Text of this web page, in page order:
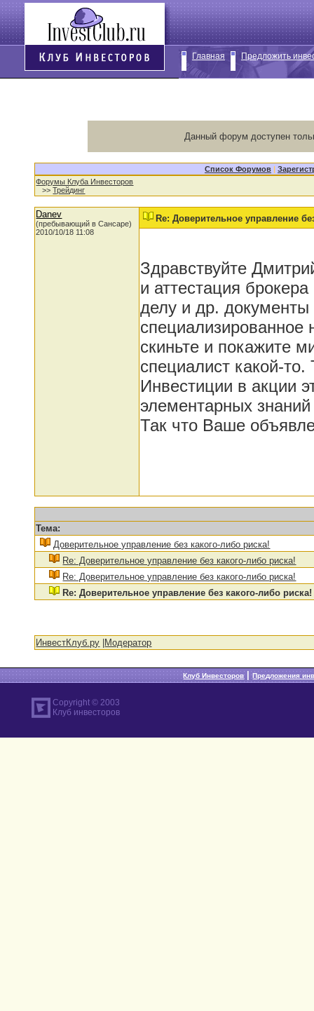
Главная Предложить
Данный форум доступен
Список Форумов |
Форумы Клуба Инвесторов
>>Трейдинг
Danev
(пребывающий в Сансаре)
2010/10/18 11:08
Re: Доверительное управление
Здравствуйте
и аттестация
делу и др.
специализированное
скиньте и покажите
специалист какой-
Инвестиции в акции
элементарных
Так что Ваше
Тема:
Доверительное управление без какого-либо риска!
Re: Доверительное управление без какого-либо риска!
Re: Доверительное управление без какого-либо риска!
Re: Доверительное управление без какого-либо риска!
ИнвестКлуб.ру Модератор
Клуб Инвесторов|Предложения
Copyright © 2003
Клуб инвесторов